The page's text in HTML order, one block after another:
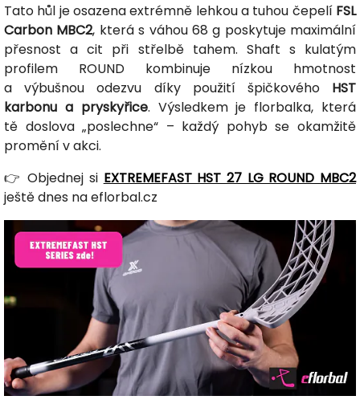
Tato hůl je osazena extrémně lehkou a tuhou čepelí FSL
Carbon MBC2, která s váhou 68 g poskytuje maximální
přesnost a cit při střelbě tahem. Shaft s kulatým
profilem ROUND kombinuje nízkou hmotnost
a výbušnou odezvu díky použití špičkového HST
karbonu a pryskyřice. Výsledkem je florbalka, která
tě doslova „poslechne“ – každý pohyb se okamžitě
promění v akci.
👉 Objednej si EXTREMEFAST HST 27 LG ROUND MBC2
ještě dnes na eflorbal.cz